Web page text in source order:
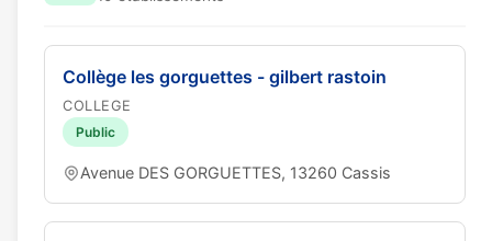
Collège les gorguettes - gilbert rastoin
COLLEGE
Public
Avenue DES GORGUETTES, 13260 Cassis